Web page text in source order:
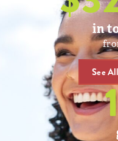
in
See